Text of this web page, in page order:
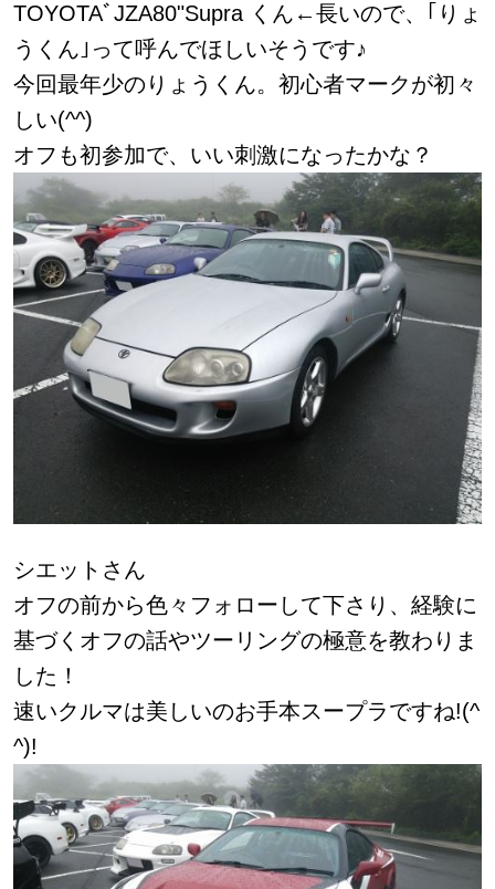
TOYOTAﾞJZA80"Supra くん←長いので、｢りょ
うくん｣って呼んでほしいそうです♪
今回最年少のりょうくん。初心者マークが初々
しい(^^)
オフも初参加で、いい刺激になったかな？
シエットさん
オフの前から色々フォローして下さり、経験に
基づくオフの話やツーリングの極意を教わりま
した！
速いクルマは美しいのお手本スープラですね!(^
^)!